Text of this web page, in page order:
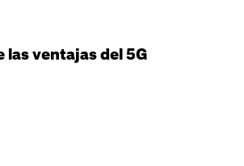
las ventajas del 5G